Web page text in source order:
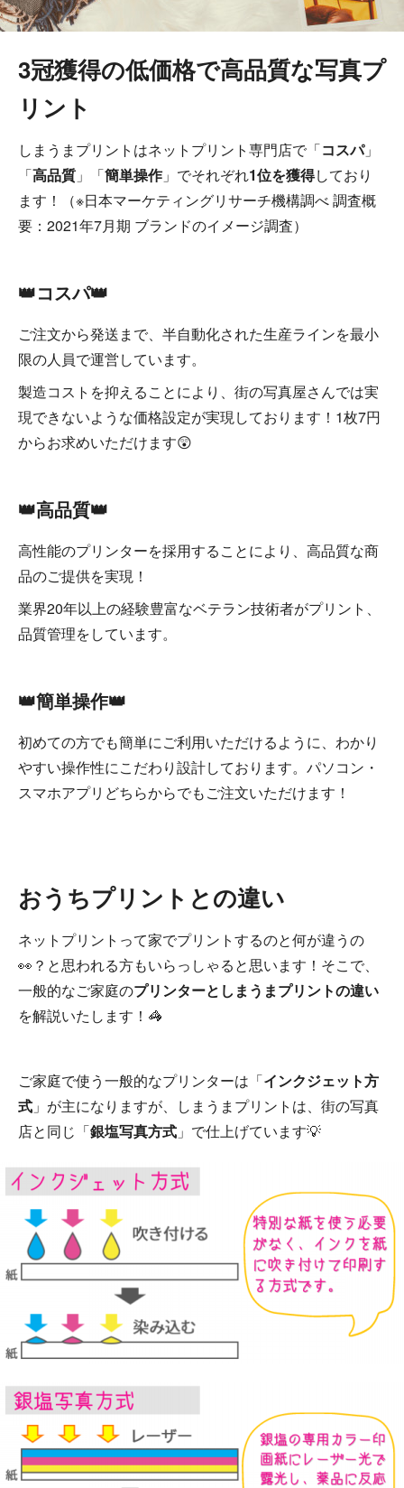
3冠獲得の低価格で高品質な写真プ
リント
しまうまプリントはネットプリント専門店で「コスパ」
「高品質 」「簡単操作」でそれぞれ1位を獲得しており
ます！（※日本マーケティングリサーチ機構調べ 調査概
要：2021年7月期 ブランドのイメージ調査）
👑コスパ👑
ご注文から発送まで、半自動化された生産ラインを最小
限の人員で運営しています。
製造コストを抑えることにより、街の写真屋さんでは実
現できないような価格設定が実現しております！1枚7円
からお求めいただけます😲
👑高品質👑
高性能のプリンターを採用することにより、高品質な商
品のご提供を実現！
業界20年以上の経験豊富なベテラン技術者がプリント、
品質管理をしています。
👑簡単操作👑
初めての方でも簡単にご利用いただけるように、わかり
やすい操作性にこだわり設計しております。パソコン・
スマホアプリどちらからでもご注文いただけます！
おうちプリントとの違い
ネットプリントって家でプリントするのと何が違うの
👀？と思われる方もいらっしゃると思います！そこで、
一般的なご家庭のプリンターとしまうまプリントの違い
を解説いたします！🦓
ご家庭で使う一般的なプリンターは「インクジェット方
式 」が主になりますが、しまうまプリントは、街の写真
店と同じ「銀塩写真方式 」で仕上げています💡